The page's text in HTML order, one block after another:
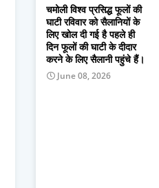
चमोली विश्व प्रसिद्ध फूलों की
घाटी रविवार को सैलानियों के
लिए खोल दी गई है पहले ही
दिन फूलों की घाटी के दीदार
करने के लिए सैलानी पहुंचे हैं।
June 08, 2026